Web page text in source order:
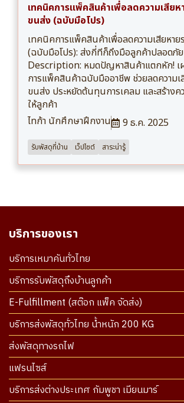
เทคนิคการแพ็คสินค้าเพื่อลดความเสียห
ขนส่ง (ฉบับมือโปร)
เทคนิคการแพ็คสินค้าเพื่อลดความเสียหาย
(ฉบับมือโปร): ส่งกี่ทีก็ถึงมือลูกค้าปลอดภั
Description: หมดปัญหาสินค้าแตกหัก! เ
การแพ็คสินค้าฉบับมืออาชีพ ช่วยลดความเ
ขนส่ง ประหยัดต้นทุนการเคลม และสร้างค
ให้ลูกค้า
ไทก้า นักศึกษาฝึกงาน
9 ธ.ค. 2025
รับพัสดุที่บ้าน เว็ปไซต์ สาระน่ารู้
บริการของเรา
บริการเหมาคันทั่วไทย
บริการรับพัสดุถึงบ้านลูกค้า
E-Fulfillment (สต๊อก แพ็ค จัดส่ง)
บริการส่งพัสดุทั่วไทย น้ำหนัก 200 KG
ส่งพัสดุทางรถไฟ
แฟรนไซส์
บริการส่งต่างประเทศ กัมพูชา เมียนมาร์